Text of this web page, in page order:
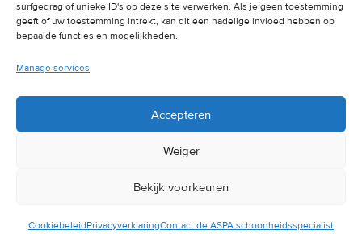
surfgedrag of unieke ID's op deze site verwerken. Als je geen toestemming
geeft of uw toestemming intrekt, kan dit een nadelige invloed hebben op
bepaalde functies en mogelijkheden.
Manage services
Accepteren
Weiger
Bekijk voorkeuren
CookiebeleidPrivacyverklaringContact de ASPA schoonheidsspecialist
Indien u een afspraak wilt wijzigen of annuleren, vragen wij
u dit 24 uur van tevoren door te geven. Anders worden de
© 2025 ASPA Direct